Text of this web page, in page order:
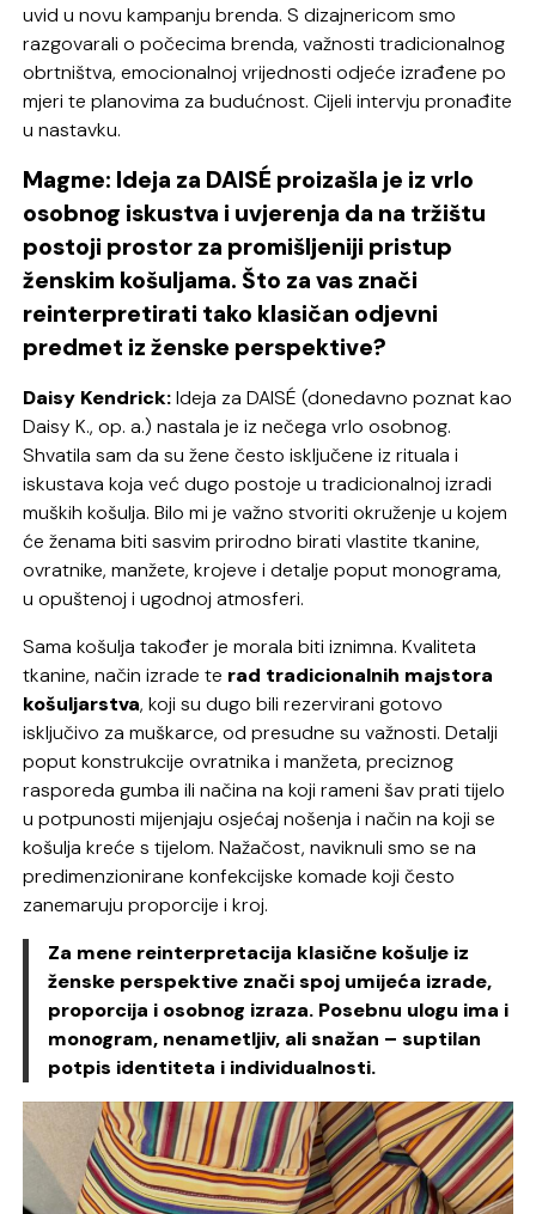
uvid u novu kampanju brenda. S dizajnericom smo
razgovarali o počecima brenda, važnosti tradicionalnog
obrtništva, emocionalnoj vrijednosti odjeće izrađene po
mjeri te planovima za budućnost. Cijeli intervju pronađite
u nastavku.
Magme: Ideja za DAISÉ proizašla je iz vrlo
osobnog iskustva i uvjerenja da na tržištu
postoji prostor za promišljeniji pristup
ženskim košuljama. Što za vas znači
reinterpretirati tako klasičan odjevni
predmet iz ženske perspektive?
Daisy Kendrick:Ideja za DAISÉ (donedavno poznat kao
Daisy K., op. a.) nastala je iz nečega vrlo osobnog.
Shvatila sam da su žene često isključene iz rituala i
iskustava koja već dugo postoje u tradicionalnoj izradi
muških košulja. Bilo mi je važno stvoriti okruženje u kojem
će ženama biti sasvim prirodno birati vlastite tkanine,
ovratnike, manžete, krojeve i detalje poput monograma,
u opuštenoj i ugodnoj atmosferi.
Sama košulja također je morala biti iznimna. Kvaliteta
tkanine, način izrade te rad tradicionalnih majstora
košuljarstva, koji su dugo bili rezervirani gotovo
isključivo za muškarce, od presudne su važnosti. Detalji
poput konstrukcije ovratnika i manžeta, preciznog
rasporeda gumba ili načina na koji rameni šav prati tijelo
u potpunosti mijenjaju osjećaj nošenja i način na koji se
košulja kreće s tijelom. Nažačost, naviknuli smo se na
predimenzionirane konfekcijske komade koji često
zanemaruju proporcije i kroj.
Za mene reinterpretacija klasične košulje iz
ženske perspektive znači spoj umijeća izrade,
proporcija i osobnog izraza. Posebnu ulogu ima i
monogram, nenametljiv, ali snažan – suptilan
potpis identiteta i individualnosti.